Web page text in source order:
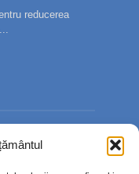
reducerea